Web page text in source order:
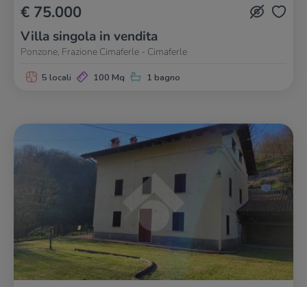
€ 75.000
Villa singola in vendita
Ponzone, Frazione Cimaferle - Cimaferle
5 locali 100 Mq 1 bagno